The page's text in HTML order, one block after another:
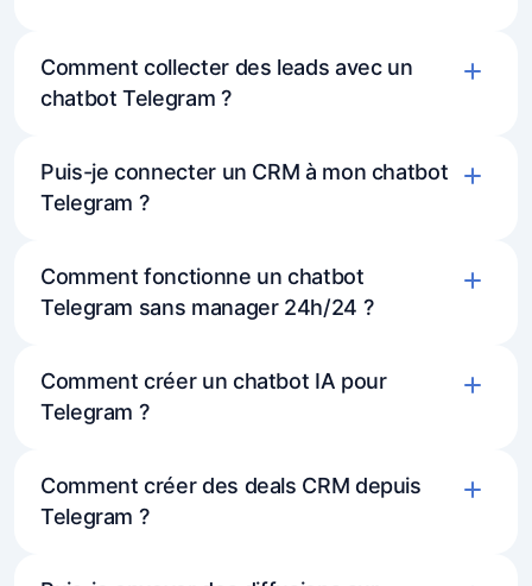
Comment collecter des leads avec un
chatbot Telegram ?
Puis-je connecter un CRM à mon chatbot
Telegram ?
Comment fonctionne un chatbot
Telegram sans manager 24h/24 ?
Comment créer un chatbot IA pour
Telegram ?
Comment créer des deals CRM depuis
Telegram ?